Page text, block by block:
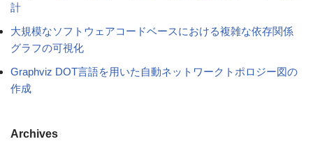
計
大規模なソフトウェアコードベースにおける複雑な依存関係
グラフの可視化
Graphviz DOT言語を用いた自動ネットワークトポロジー図の
作成
Archives